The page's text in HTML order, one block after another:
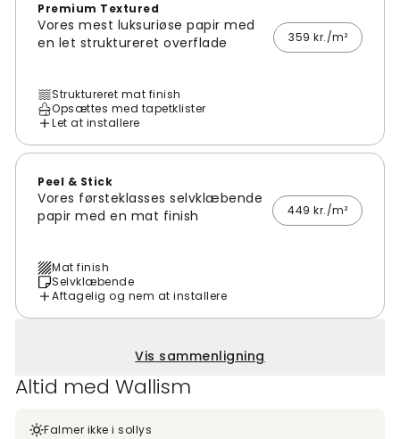
Premium Textured
Vores mest luksuriøse papir med
en let struktureret overflade
359 kr./m²
Struktureret mat finish
Opsættes med tapetklister
Let at installere
Peel & Stick
Vores førsteklasses selvklæbende
papir med en mat finish
449 kr./m²
Mat finish
Selvklæbende
Aftagelig og nem at installere
Vis sammenligning
Altid med Wallism
Falmer ikke i sollys